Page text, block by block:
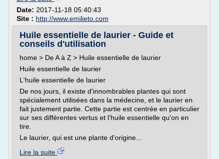
Date: 2017-11-18 05:40:43
Site : http://www.emilieto.com
Huile essentielle de laurier - Guide et
conseils d'utilisation
home > De A à Z > Huile essentielle de laurier
Huile essentielle de laurier
L'huile essentielle de laurier
De nos jours, il existe d'innombrables plantes qui sont
spécialement utilisées dans la médecine, et le laurier en
fait justement partie. Cette partie est centrée en particulier
sur ses différentes vertus et l'huile essentielle qu'on en
tire.
Le laurier, qui est une plante d'origine...
Lire la suite